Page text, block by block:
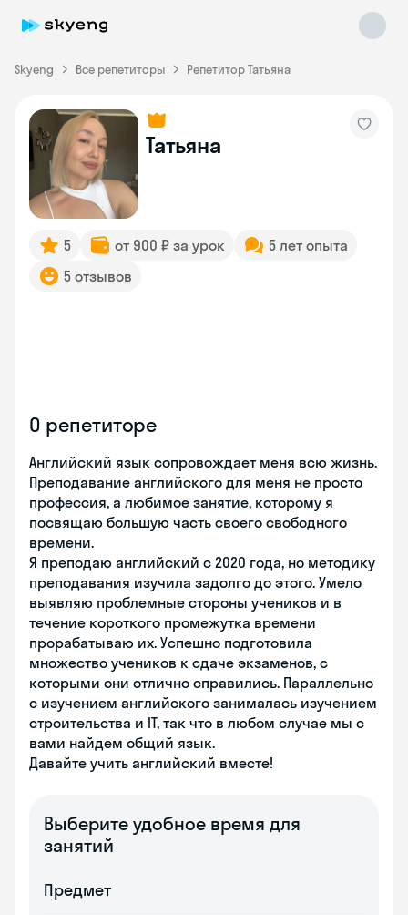
Skyeng Все репетиторы Репетитор Татьяна
Татьяна
5 от 900 ₽ за урок
5 лет опыта
5 отзывов
О репетиторе
Английский язык сопровождает меня всю жизнь.
Преподавание английского для меня не просто
профессия, а любимое занятие, которому я
посвящаю большую часть своего свободного
времени.
Я преподаю английский с 2020 года, но методику
преподавания изучила задолго до этого. Умело
выявляю проблемные стороны учеников и в
течение короткого промежутка времени
прорабатываю их. Успешно подготовила
множество учеников к сдаче экзаменов, с
которыми они отлично справились. Параллельно
с изучением английского занималась изучением
строительства и IT, так что в любом случае мы с
вами найдем общий язык.
Давайте учить английский вместе!
Выберите удобное время для
занятий
Предмет
Skyeng Chat
online